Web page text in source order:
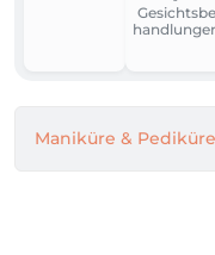
für sichtbar schöne
Gesichtsbe
Maniküre & Pediküre